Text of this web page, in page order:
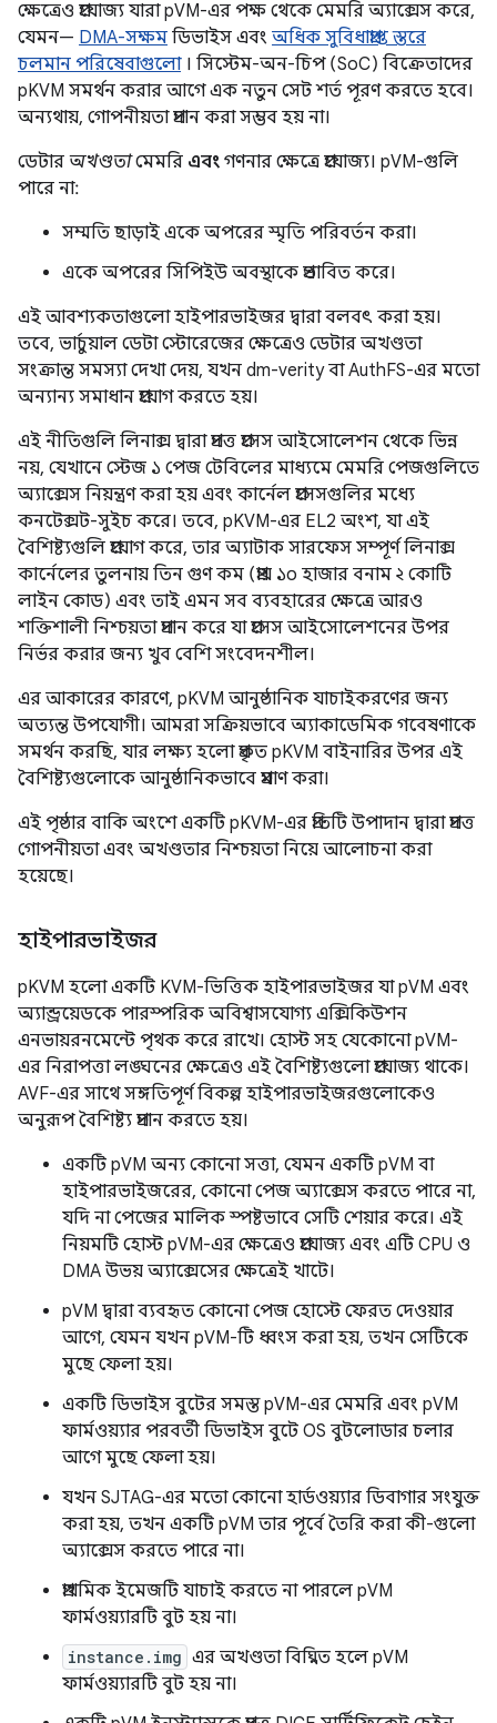
ক্ষেত্রেও প্রযোজ্য যারা pVM-এর পক্ষ থেকে মেমরি অ্যাক্সেস করে,
যেমন— DMA-সক্ষম ডিভাইস এবং অধিক সুবিধাপ্রাপ্ত স্তরে
চলমান পরিষেবাগুলো। সিস্টেম-অন-চিপ (SoC) বিক্রেতাদের
pKVM সমর্থন করার আগে এক নতুন সেট শর্ত পূরণ করতে হবে।
অন্যথায়, গোপনীয়তা প্রদান করা সম্ভব হয় না।
ডেটার অখণ্ডতামেমরি এবং গণনার ক্ষেত্রে প্রযোজ্য। pVM-গুলি
পারে না:
সম্মতি ছাড়াই একে অপরের স্মৃতি পরিবর্তন করা।
একে অপরের সিপিইউ অবস্থাকে প্রভাবিত করে।
এই আবশ্যকতাগুলো হাইপারভাইজর দ্বারা বলবৎ করা হয়।
তবে, ভার্চুয়াল ডেটা স্টোরেজের ক্ষেত্রেও ডেটার অখণ্ডতা
সংক্রান্ত সমস্যা দেখা দেয়, যখন dm-verity বা AuthFS-এর মতো
অন্যান্য সমাধান প্রয়োগ করতে হয়।
এই নীতিগুলি লিনাক্স দ্বারা প্রদত্ত প্রসেস আইসোলেশন থেকে ভিন্ন
নয়, যেখানে স্টেজ ১ পেজ টেবিলের মাধ্যমে মেমরি পেজগুলিতে
অ্যাক্সেস নিয়ন্ত্রণ করা হয় এবং কার্নেল প্রসেসগুলির মধ্যে
কনটেক্সট-সুইচ করে। তবে, pKVM-এর EL2 অংশ, যা এই
বৈশিষ্ট্যগুলি প্রয়োগ করে, তার অ্যাটাক সারফেস সম্পূর্ণ লিনাক্স
কার্নেলের তুলনায় তিন গুণ কম (প্রায় ১০ হাজার বনাম ২ কোটি
লাইন কোড) এবং তাই এমন সব ব্যবহারের ক্ষেত্রে আরও
শক্তিশালী নিশ্চয়তা প্রদান করে যা প্রসেস আইসোলেশনের উপর
নির্ভর করার জন্য খুব বেশি সংবেদনশীল।
এর আকারের কারণে, pKVM আনুষ্ঠানিক যাচাইকরণের জন্য
অত্যন্ত উপযোগী। আমরা সক্রিয়ভাবে অ্যাকাডেমিক গবেষণাকে
সমর্থন করছি, যার লক্ষ্য হলো প্রকৃত pKVM বাইনারির উপর এই
বৈশিষ্ট্যগুলোকে আনুষ্ঠানিকভাবে প্রমাণ করা।
এই পৃষ্ঠার বাকি অংশে একটি pKVM-এর প্রতিটি উপাদান দ্বারা প্রদত্ত
গোপনীয়তা এবং অখণ্ডতার নিশ্চয়তা নিয়ে আলোচনা করা
হয়েছে।
হাইপারভাইজর
pKVM হলো একটি KVM-ভিত্তিক হাইপারভাইজর যা pVM এবং
অ্যান্ড্রয়েডকে পারস্পরিক অবিশ্বাসযোগ্য এক্সিকিউশন
এনভায়রনমেন্টে পৃথক করে রাখে। হোস্ট সহ যেকোনো pVM-
এর নিরাপত্তা লঙ্ঘনের ক্ষেত্রেও এই বৈশিষ্ট্যগুলো প্রযোজ্য থাকে।
AVF-এর সাথে সঙ্গতিপূর্ণ বিকল্প হাইপারভাইজরগুলোকেও
অনুরূপ বৈশিষ্ট্য প্রদান করতে হয়।
একটি pVM অন্য কোনো সত্তা, যেমন একটি pVM বা
হাইপারভাইজরের, কোনো পেজ অ্যাক্সেস করতে পারে না,
যদি না পেজের মালিক স্পষ্টভাবে সেটি শেয়ার করে। এই
নিয়মটি হোস্ট pVM-এর ক্ষেত্রেও প্রযোজ্য এবং এটি CPU ও
DMA উভয় অ্যাক্সেসের ক্ষেত্রেই খাটে।
pVM দ্বারা ব্যবহৃত কোনো পেজ হোস্টে ফেরত দেওয়ার
আগে, যেমন যখন pVM-টি ধ্বংস করা হয়, তখন সেটিকে
মুছে ফেলা হয়।
একটি ডিভাইস বুটের সমস্ত pVM-এর মেমরি এবং pVM
ফার্মওয়্যার পরবর্তী ডিভাইস বুটে OS বুটলোডার চলার
আগে মুছে ফেলা হয়।
যখন SJTAG-এর মতো কোনো হার্ডওয়্যার ডিবাগার সংযুক্ত
করা হয়, তখন একটি pVM তার পূর্বে তৈরি করা কী-গুলো
অ্যাক্সেস করতে পারে না।
প্রাথমিক ইমেজটি যাচাই করতে না পারলে pVM
ফার্মওয়্যারটি বুট হয় না।
instance.img এর অখণ্ডতা বিঘ্নিত হলে pVM
ফার্মওয়্যারটি বুট হয় না।